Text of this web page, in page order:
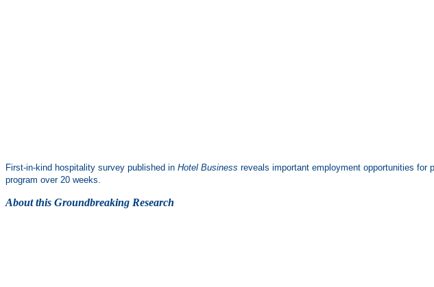
First-in-kind hospitality survey published in Hotel Business reveals important employment opportunities for
program over 20 weeks.
About this Groundbreaking Research